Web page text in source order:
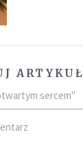
ARTYKUŁ
sercem"